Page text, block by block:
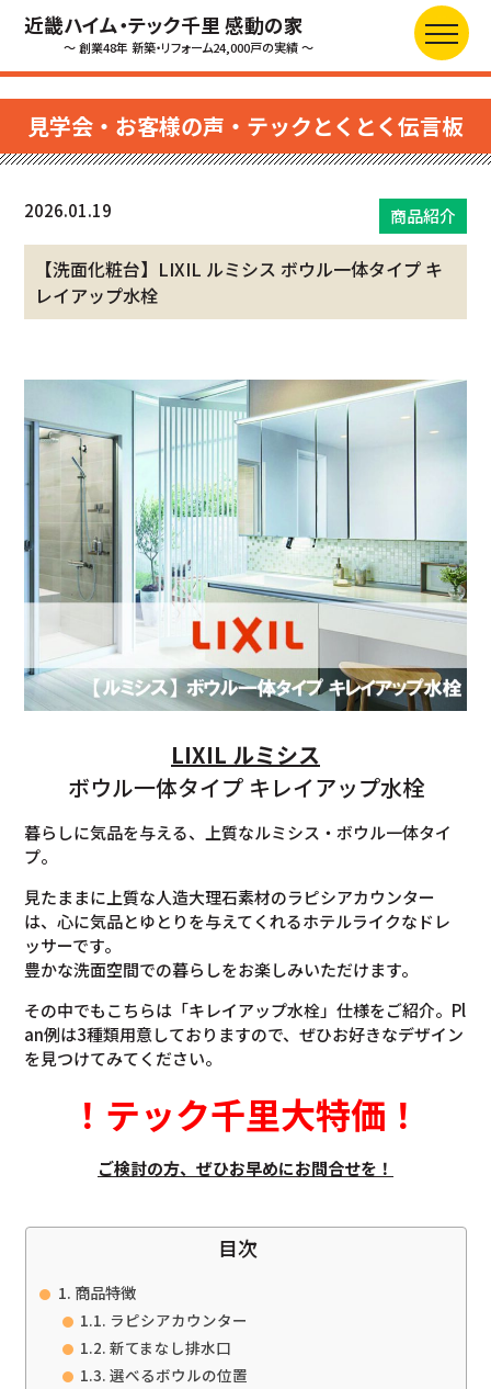
近畿ハイム・テック千里 感動の家
～ 創業48年 新築・リフォーム24,000戸の実績 ～
見学会・お客様の声・テックとくとく伝言板
2026.01.19 商品紹介
【洗面化粧台】LIXIL ルミシス ボウル一体タイプ キ
レイアップ水栓
LIXIL ルミシス
ボウル一体タイプ キレイアップ水栓
暮らしに気品を与える、上質なルミシス・ボウル一体タイ
プ。
見たままに上質な人造大理石素材のラピシアカウンター
は、心に気品とゆとりを与えてくれるホテルライクなドレ
ッサーです。
豊かな洗面空間での暮らしをお楽しみいただけます。
その中でもこちらは「キレイアップ水栓」仕様をご紹介。Pl
an例は3種類用意しておりますので、ぜひお好きなデザイン
を見つけてみてください。
！ テック千里大特価 ！
ご検討の方、ぜひお早めにお問合せを！
目次
商品特徴
ラピシアカウンター
新てまなし排水口
選べるボウルの位置